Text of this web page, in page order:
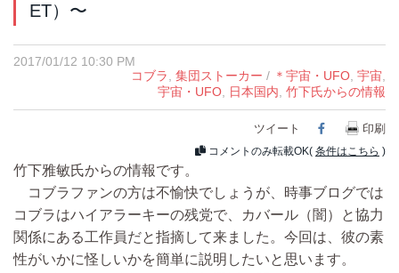
ET）〜
2017/01/12 10:30 PM
コブラ, 集団ストーカー / ＊宇宙・UFO, 宇宙,
宇宙・UFO, 日本国内, 竹下氏からの情報
ツイート Facebook
印刷
コメントのみ転載OK( 条件はこちら )
竹下雅敏氏からの情報です。
コブラファンの方は不愉快でしょうが、時事ブログでは
コブラはハイアラーキーの残党で、カバール（闇）と協力
関係にある工作員だと指摘して来ました。今回は、彼の素
性がいかに怪しいかを簡単に説明したいと思います。